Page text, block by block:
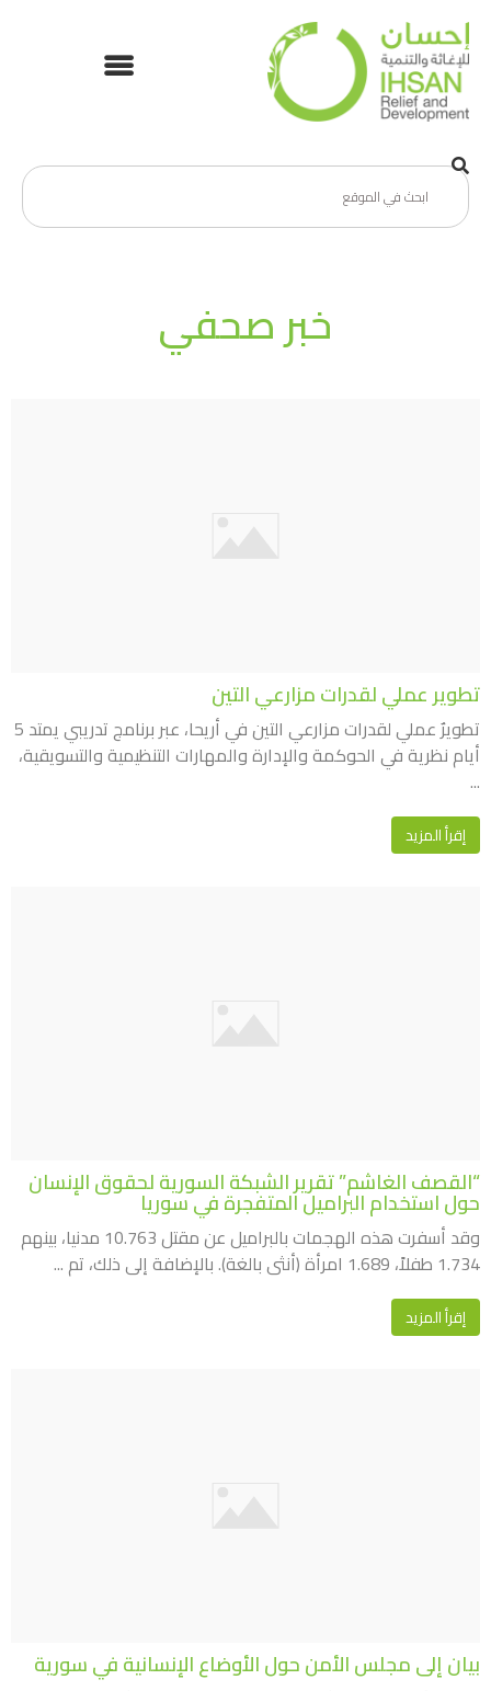
خبر صحفي
تطوير عملي لقدرات مزارعي التين
تطويرٌ عملي لقدرات مزارعي التين في أريحا، عبر برنامج تدريبي يمتد 5
أيام نظرية في الحوكمة والإدارة والمهارات التنظيمية والتسويقية،
...
إقرأ المزيد
“القصف الغاشم” تقرير الشبكة السورية لحقوق الإنسان
حول استخدام البراميل المتفجرة في سوريا
وقد أسفرت هذه الهجمات بالبراميل عن مقتل 10.763 مدنيا، بينهم
1.734 طفلاً، 1.689 امرأة (أنثى بالغة). بالإضافة إلى ذلك، تم ...
إقرأ المزيد
بيان إلى مجلس الأمن حول الأوضاع الإنسانية في سورية